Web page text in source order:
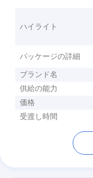
ハイライト
パッケージの詳細
ブランド名
供給の能力
価格
受渡し時間